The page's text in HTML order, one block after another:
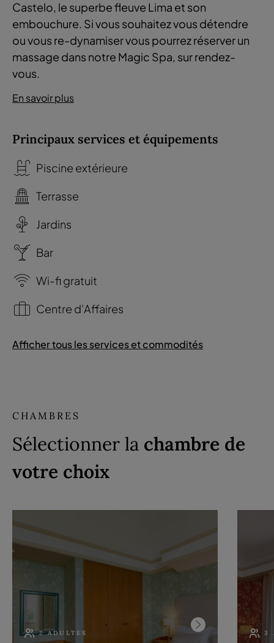
Castelo, le superbe fleuve Lima et son
embouchure. Si vous souhaitez vous détendre
ou vous re-dynamiser vous pourrez réserver un
massage dans notre Magic Spa, sur rendez-
vous.
En savoir plus
Principaux services et équipements
Piscine extérieure
Terrasse
Jardins
Bar
Wi-fi gratuit
Centre d’Affaires
Afficher tous les services et commodités
CHAMBRES
Sélectionner la chambre de
votre choix
2 ADULTES 3